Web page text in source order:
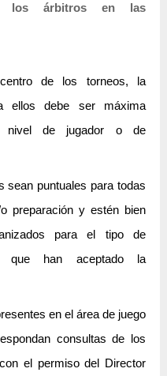
los árbitros en las
de los torneos, la
ellos debe ser máxima
nivel de jugador o de
sean puntuales para todas
preparación y estén bien
para el tipo de
que han aceptado la
en el área de juego
consultas de los
el permiso del Director